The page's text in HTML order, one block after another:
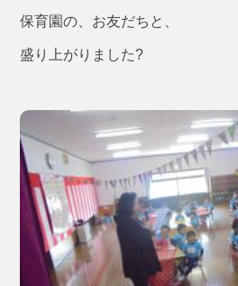
保育園の、お友だちと、
盛り上がりました?